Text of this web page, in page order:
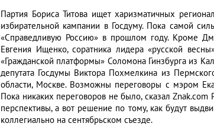
Партия Бориса Титова ищет харизматичных
избирательной кампании в Госдуму. Пока самой
«Справедливую Россию» в прошлом году. Кроме
Евгения Ищенко, соратника лидера «русской
«Гражданской платформы» Соломона Гинзбурга из
депутата Госдумы Виктора Похмелкина из
области, Москве. Возможны переговоры с мэром
Пока никаких переговоров не было, сказал
перспективы, а вот решение по тому, как будут
коллегиально на сентябрьском съезде.